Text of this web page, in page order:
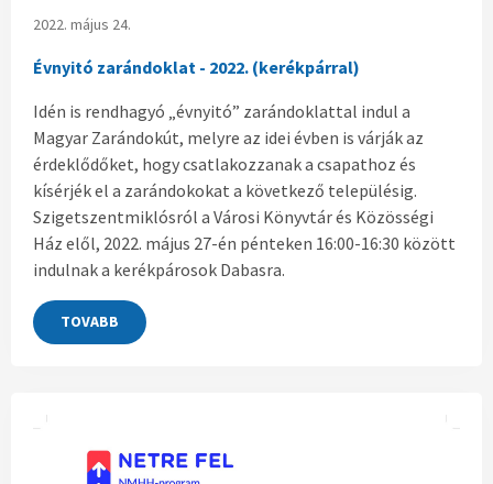
2022. május 24.
Évnyitó zarándoklat - 2022. (kerékpárral)
Idén is rendhagyó „évnyitó” zarándoklattal indul a
Magyar Zarándokút, melyre az idei évben is várják az
érdeklődőket, hogy csatlakozzanak a csapathoz és
kísérjék el a zarándokokat a következő településig.
Szigetszentmiklósról a Városi Könyvtár és Közösségi
Ház elől, 2022. május 27-én pénteken 16:00-16:30 között
indulnak a kerékpárosok Dabasra.
TOVABB